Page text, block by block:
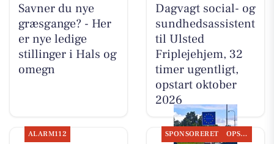
Savner du nye
græsgange? - Her
er nye ledige
stillinger i Hals og
omegn
Dagvagt social- og
sundhedsassistent
til Ulsted
Friplejehjem, 32
timer ugentligt,
opstart oktober
2026
ALARM112 SPONSORERET OPSLAGSTAVLEN